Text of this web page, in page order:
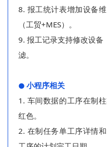
8. 报工统计表增加设备
（工贸+MES）。
9. 报工记录支持修改设备
滤。
⚫ 小程序相关
1. 车间数据的工序在制
红色。
2. 在制任务单工序详情